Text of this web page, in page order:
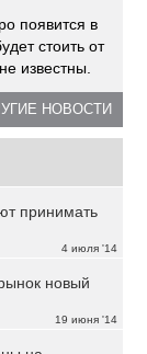
появится в
стоить от
известны.
НОВОСТИ
4 июля '14
принимать
19 июня '14
новый